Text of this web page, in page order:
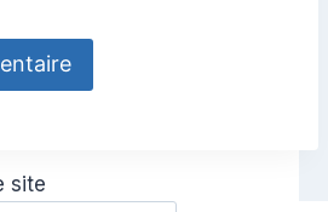
site